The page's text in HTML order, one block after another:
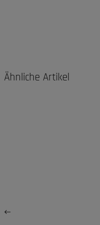
Ähnliche Artikel